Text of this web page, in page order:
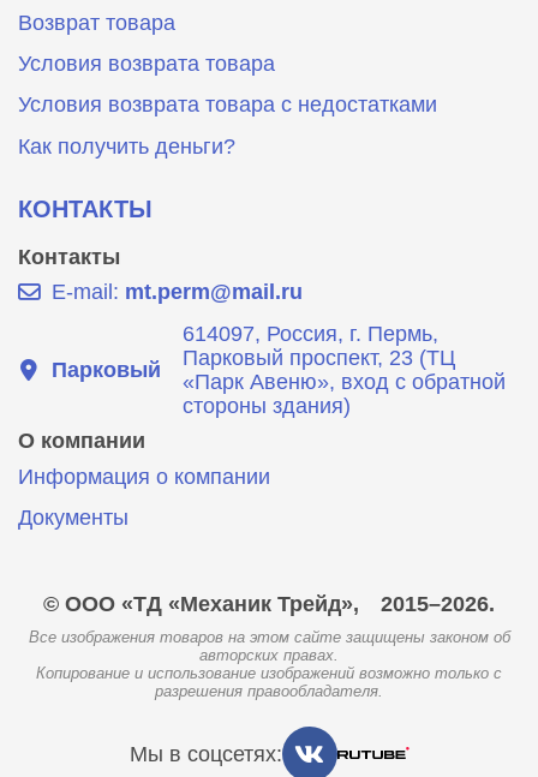
Возврат товара
Условия возврата товара
Условия возврата товара с недостатками
Как получить деньги?
КОНТАКТЫ
Контакты
E-mail: mt.perm@mail.ru
Парковый
614097, Россия, г. Пермь,
Парковый проспект, 23 (ТЦ
«Парк Авеню», вход с обратной
стороны здания)
О компании
Информация о компании
Документы
© ООО «ТД «Механик Трейд», 2015–2026.
Все изображения товаров на этом сайте защищены законом об
авторских правах.
Копирование и использование изображений возможно только с
разрешения правообладателя.
Мы в соцсетях: